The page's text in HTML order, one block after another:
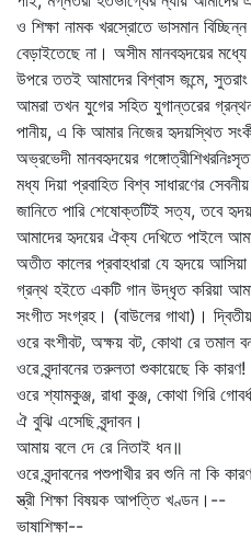
ও শিক্ষা নামক খরস্রোতে ভাসমান
বেড়াইতেছে না। অসীম মানবহৃদয়ের
উপরে ততই আমাদের বিশ্বাস জন্মে,
আমরা তখন যুগের সহিত যুগান্তরের
পানীয়, এ কি আমার নিজের হৃদয়স্থিত
অভ্রভেদী মানবহৃদয়ের
মধ্য দিয়া প্রবাহিত বিশ্ব সাধারণের
জানিতে পারি শেষোক্তটিই সত্য, তবে
আমাদের হৃদয়ের ঐক্য দেখিতে পাইলে
অতীত কালের প্রবাহধারা যে হৃদয়ে
গ্রন্থ হইতে একটি গান উদ্‌ধৃত করিয়া
সংগীত সংগ্রহ। (বাউলের গাথা)।
ওরে বংশীবট, অক্ষয় বট, কোথা রে তমাল
ওরে বৃন্দাবনের তরুলতা শুকায়েছে কি কারণ!
ওরে শ্যামকুঞ্জ, রাধা কুঞ্জ, কোথা গিরি
ঐ বুঝি এসেছি বৃন্দাবন।
আমায় বলে দে রে নিতাই ধন॥
ওরে বৃন্দাবনের পশুপাখীর রব শুনি না কি
স্ত্রী শিক্ষা বিষয়ক আপত্তি খণ্ডন।--
ভাষাশিক্ষা--